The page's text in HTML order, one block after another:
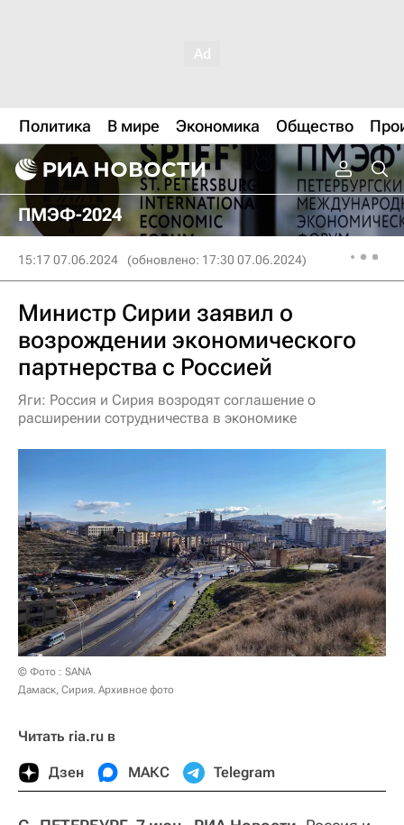
Политика В мире Экономика Общество
ПМЭФ-2024
15:17 07.06.2024 (обновлено: 17:30 07.06.2024)
Министр Сирии заявил о
возрождении экономического
партнерства с Россией
Яги: Россия и Сирия возродят соглашение о
расширении сотрудничества в экономике
© Фото : SANA
Дамаск, Сирия. Архивное фото
Читать ria.ru в
Дзен МАКС Telegram